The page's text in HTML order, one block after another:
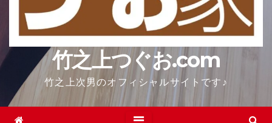
竹之上つぐお.com
竹之上次男のオフィシャルサイトです♪